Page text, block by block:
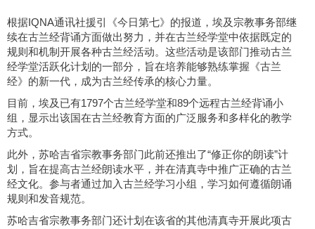
根据IQNA通讯社援引《今日第七》的报道，埃及宗教事务部继
续在古兰经背诵方面做出努力，并在古兰经学堂中依据既定的
规则和机制开展各种古兰经活动。这些活动是该部门推动古兰
经学堂活跃化计划的一部分，旨在培养能够熟练掌握《古兰
经》的新一代，成为古兰经传承的核心力量。
目前，埃及已有1797个古兰经学堂和89个远程古兰经背诵小
组，显示出该国在古兰经教育方面的广泛服务和多样化的教学
方式。
此外，苏哈吉省宗教事务部门此前还推出了“修正你的朗读”计
划，旨在提高古兰经朗读水平，并在清真寺中推广正确的古兰
经文化。参与者通过加入古兰经学习小组，学习如何遵循朗诵
规则和发音规范。
苏哈吉省宗教事务部门还计划在该省的其他清真寺开展此项古